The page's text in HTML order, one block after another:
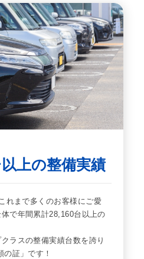
上の整備実績
れまで多くのお客様にご愛
で年間累計28,160台以上の
ラスの整備実績台数を誇り
証」です！